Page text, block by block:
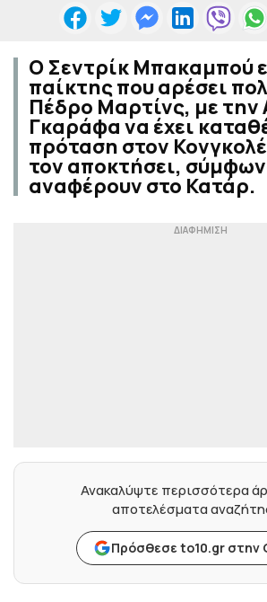
Ο Σεντρίκ Μπακαμπού
παίκτης που αρέσει
Πέδρο Μαρτίνς, με την
Γκαράφα να έχει
πρόταση στον
τον αποκτήσει,
αναφέρουν στο Κατάρ.
Ανακαλύψτε περισσότερα
αποτελέσματα
Πρόσθεσε to10.gr στην